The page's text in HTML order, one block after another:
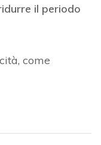
il periodo
come